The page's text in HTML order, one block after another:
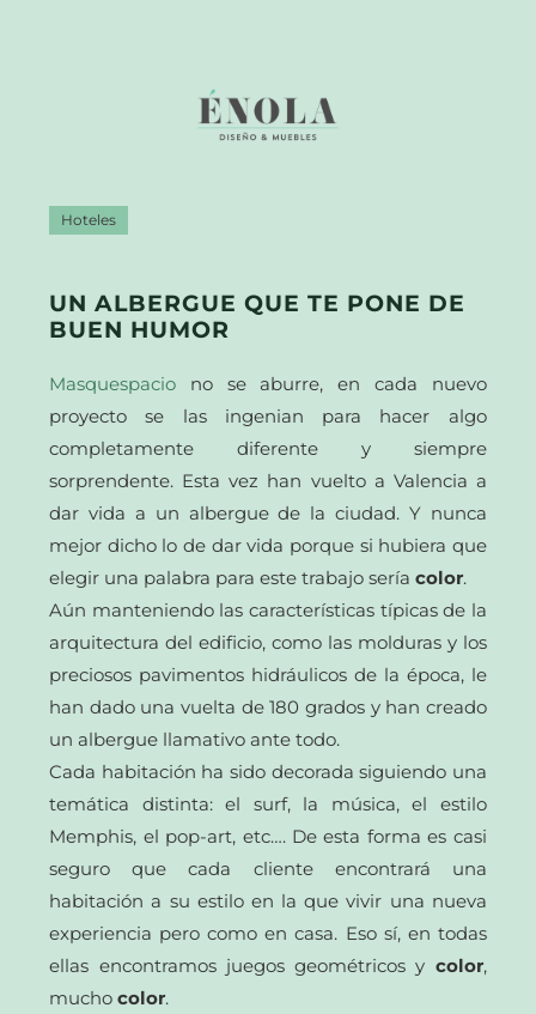
Hoteles
UN ALBERGUE QUE TE PONE DE
BUEN HUMOR
Masquespacio no se aburre, en cada nuevo
proyecto se las ingenian para hacer algo
completamente diferente y siempre
sorprendente. Esta vez han vuelto a Valencia a
dar vida a un albergue de la ciudad. Y nunca
mejor dicho lo de dar vida porque si hubiera que
elegir una palabra para este trabajo seríacolor.
Aún manteniendo las características típicas de la
arquitectura del edificio, como las molduras y los
preciosos pavimentos hidráulicos de la época, le
han dado una vuelta de 180 grados y han creado
un albergue llamativo ante todo.
Cada habitación ha sido decorada siguiendo una
temática distinta: el surf, la música, el estilo
Memphis, el pop-art, etc…. De esta forma es casi
seguro que cada cliente encontrará una
habitación a su estilo en la que vivir una nueva
experiencia pero como en casa. Eso sí, en todas
ellas encontramos juegos geométricos y color,
muchocolor.